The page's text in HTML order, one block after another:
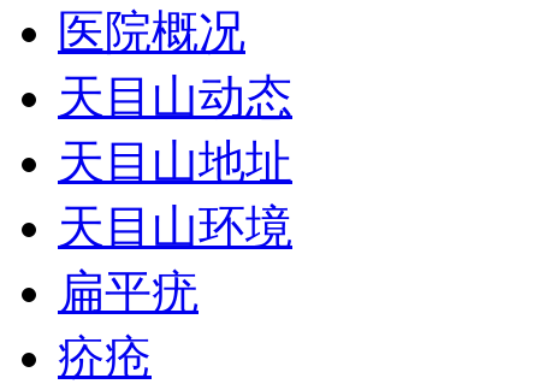
医院概况
天目山动态
天目山地址
天目山环境
扁平疣
疥疮